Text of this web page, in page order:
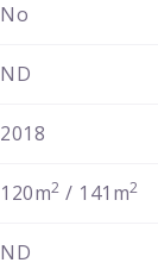
No
ND
2018
120m2 / 141m2
ND